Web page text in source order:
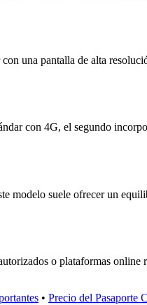
una pantalla de alta
con 4G, el segundo
modelo suele ofrecer un
o plataformas online
• Precio del Pasaporte